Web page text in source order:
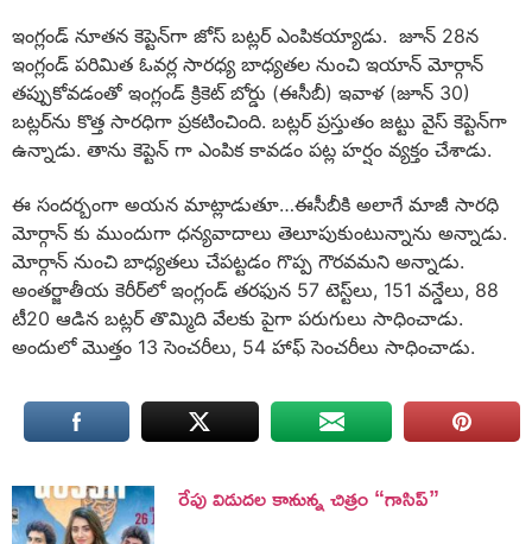
ఇంగ్లండ్‌ నూతన కెప్టెన్‌గా జోస్‌ బట్లర్‌ ఎంపికయ్యాడు. జూన్‌ 28న
ఇంగ్లండ్‌ పరిమిత ఓవర్ల సారధ్య బాధ్యతల నుంచి ఇయాన్‌ మోర్గాన్‌
తప్పుకోవడంతో ఇంగ్లండ్‌ క్రికెట్‌ బోర్డు (ఈసీబీ) ఇవాళ (జూన్‌ 30)
బట్లర్‌ను కొత్త సారధిగా ప్రకటించింది. బట్లర్‌ ప్రస్తుతం జట్టు వైస్‌ కెప్టెన్‌గా
ఉన్నాడు. తాను కెప్టెన్ గా ఎంపిక కావడం పట్ల హర్షం వ్యక్తం చేశాడు.
ఈ సందర్బంగా అయన మాట్లాడుతూ…ఈసీబీకి అలాగే మాజీ సారధి
మోర్గాన్‌ కు ముందుగా ధన్యవాదాలు తెలూపుకుంటున్నాను అన్నాడు.
మోర్గాన్‌ నుంచి బాధ్యతలు చేపట్టడం గొప్ప గౌరవమని అన్నాడు.
అంతర్జాతీయ కెరీర్‌లో ఇంగ్లండ్‌ తరఫున 57 టెస్ట్‌లు, 151 వన్డేలు, 88
టీ20 ఆడిన బట్లర్‌ తొమ్మిది వేలకు పైగా పరుగులు సాధించాడు.
అందులో మొత్తం 13 సెంచరీలు, 54 హాఫ్‌ సెంచరీలు సాధించాడు.
రేపు విడుదల కానున్న చిత్రం “గాసిప్”